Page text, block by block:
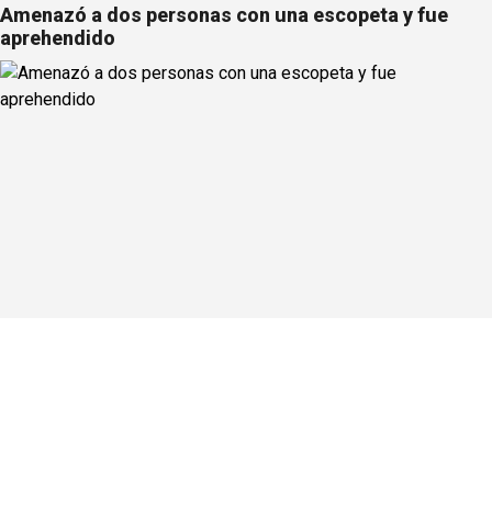
Amenazó a dos personas con una escopeta y fue
aprehendido